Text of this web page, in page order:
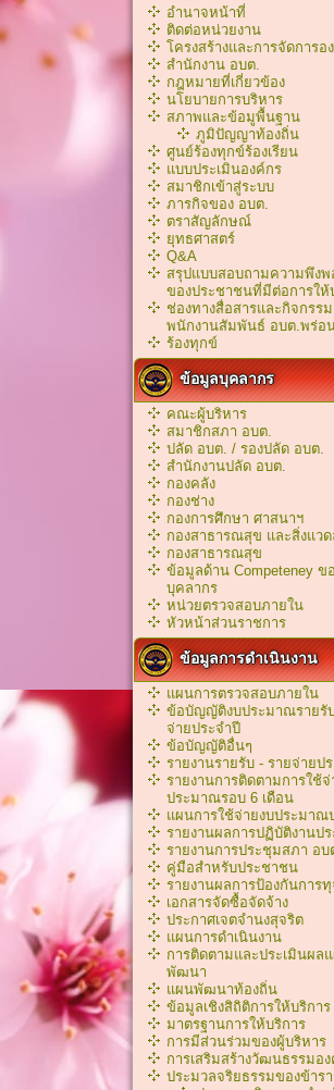
อำนาจหน้าที่
ติดต่อหน่วยงาน
โครงสร้างและการจัดการอ
สำนักงาน อบต.
กฎหมายที่เกี่ยวข้อง
นโยบายการบริหาร
สภาพและข้อมูพื้นฐาน
ภูมิปัญญาท้องถิ่น
ศูนย์ร้องทุกข์ร้องเรียน
แบบประเมินองค์กร
สมาชิกเข้าสู่ระบบ
ภารกิจของ อบต.
ตราสัญลักษณ์
ยุทธศาสตร์
Q&A
สรุปแบบสอบถามความพึงพ
ของประชาชนที่มีต่อการให้
ช่องทางสื่อสารและกิจกรรม
พนักงานสัมพันธ์ อบต.พร่อ
ร้องทุกข์
ข้อมูลบุคลากร
คณะผู้บริหาร
สมาชิกสภา อบต.
ปลัด อบต. / รองปลัด อบต.
สำนักงานปลัด อบต.
กองคลัง
กองช่าง
กองการศึกษา ศาสนาฯ
กองสาธารณสุข และสิ่งแว
กองสาธารณสุข
ข้อมูลด้าน Competeney ข
บุคลากร
หน่วยตรวจสอบภายใน
หัวหน้าส่วนราชการ
ข้อมูลการดำเนินงาน
แผนการตรวจสอบภายใน
ข้อบัญญัติงบประมาณรายรั
จ่ายประจำปี
ข้อบัญญัติอื่นๆ
รายงานรายรับ - รายจ่ายป
รายงานการติดตามการใช้จ่
ประมาณรอบ 6 เดือน
แผนการใช้จ่ายงบประมาณ
รายงานผลการปฏิบัติงานปร
รายงานการประชุมสภา อบ
คู่มือสำหรับประชาชน
รายงานผลการป้องกันการ
เอกสารจัดซื้อจัดจ้าง
ประกาศเจตจำนงสุจริต
แผนการดำเนินงาน
การติดตามและประเมินผล
พัฒนา
แผนพัฒนาท้องถิ่น
ข้อมูลเชิงสิถิติการให้บริการ
มาตรฐานการให้บริการ
การมีส่วนร่วมของผู้บริหาร
การเสริมสร้างวัฒนธรรมอ
ประมวลจริยธรรมของข้าร